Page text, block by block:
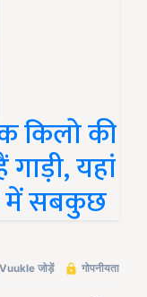
किलो की
यहां
में सबकुछ